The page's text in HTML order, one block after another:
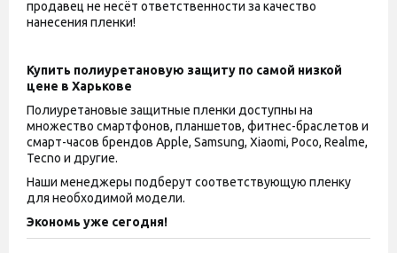
продавец не несёт ответственности за качество
нанесения пленки!
Купить полиуретановую защиту по самой низкой
цене в Харькове
Полиуретановые защитные пленки доступны на
множество смартфонов, планшетов, фитнес-браслетов и
смарт-часов брендов Apple, Samsung, Xiaomi, Poco, Realme,
Tecno и другие.
Наши менеджеры подберут соответствующую пленку
для необходимой модели.
Экономь уже сегодня!